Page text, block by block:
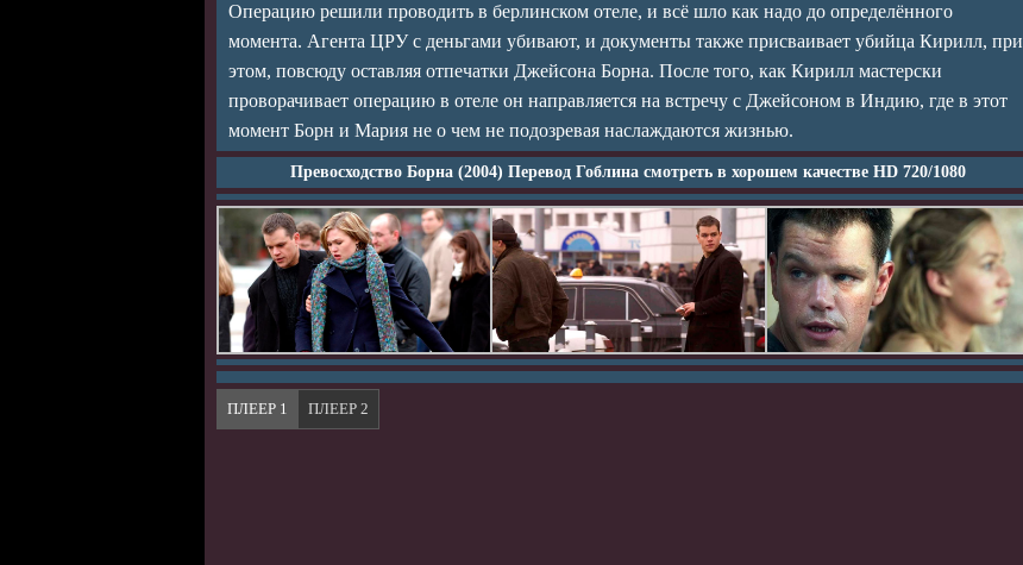
Операцию решили проводить в берлинском отеле, и всё шло как надо до определённого
момента. Агента ЦРУ с деньгами убивают, и документы также присваивает убийца Кирилл, при
этом, повсюду оставляя отпечатки Джейсона Борна. После того, как Кирилл мастерски
проворачивает операцию в отеле он направляется на встречу с Джейсоном в Индию, где в этот
момент Борн и Мария не о чем не подозревая наслаждаются жизнью.
Превосходство Борна (2004) Перевод Гоблина смотреть в хорошем качестве HD 720/1080
ПЛЕЕР 1 ПЛЕЕР 2